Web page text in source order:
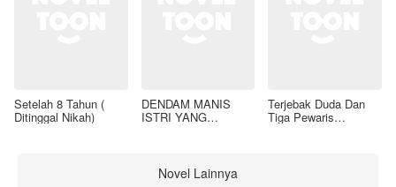
Setelah 8 Tahun (
Ditinggal Nikah)
DENDAM MANIS
ISTRI YANG
Terjebak Duda Dan
Tiga Pewaris
Novel Lainnya